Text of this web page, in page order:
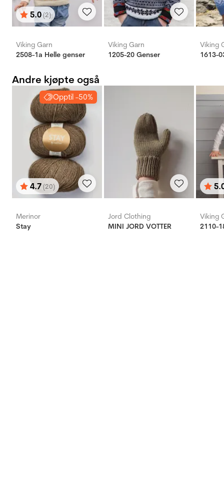
Karakter:
5.0(2)
av 5 mulige
Viking Garn
2508-1a Helle genser
Viking Garn
1205-20 Genser
Viking
Andre kjøpte også
Opptil -50%
Karakter:
4.7(20)
av 5 mulige
Merinor
Stay
Jord Clothing
MINI JORD VOTTER
av 5
Viking
2110-